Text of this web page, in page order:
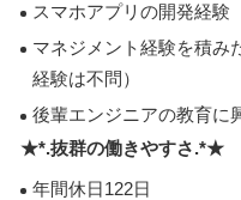
スマホアプリの開発経験
マネジメント経験を積み
経験は不問）
後輩エンジニアの教育に
★*.抜群の働きやすさ.*★
年間休日122日